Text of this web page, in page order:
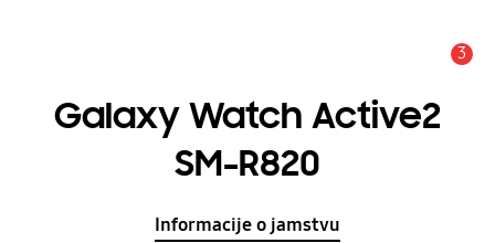
3
Galaxy Watch Active2
SM-R820
Informacije o jamstvu